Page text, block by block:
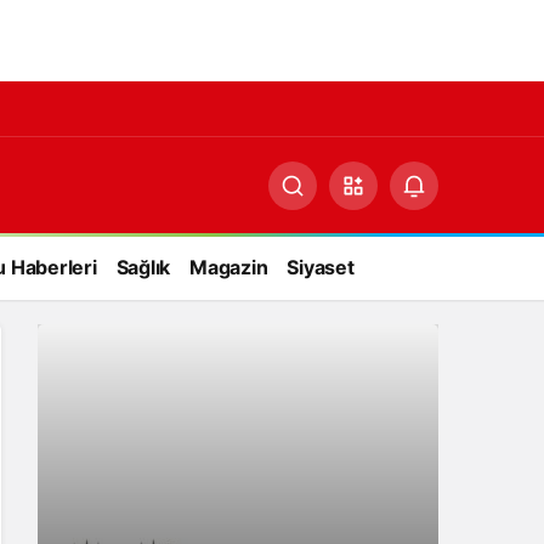
Haberleri Sağlık Magazin Siyaset